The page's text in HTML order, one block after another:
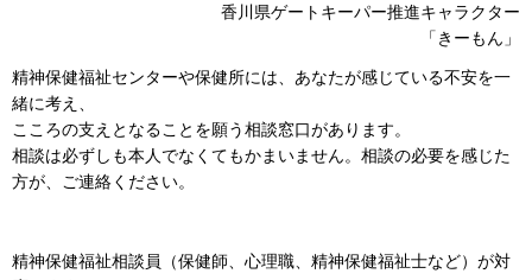
香川県ゲートキーパー推進キャラクター
「きーもん」
精神保健福祉センターや保健所には、あなたが感じている不安を一
緒に考え、
こころの支えとなることを願う相談窓口があります。
相談は必ずしも本人でなくてもかまいません。相談の必要を感じた
方が、ご連絡ください。
精神保健福祉相談員（保健師、心理職、精神保健福祉士など）が対